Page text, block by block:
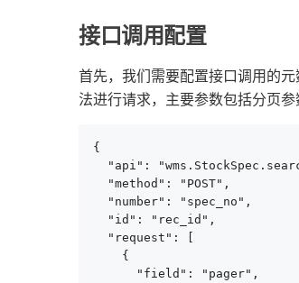
接口调用配置
首先，我们需要配置接口调用的元
法进行请求，主要参数包括分页参
{
"api":
  "method": "POST",
  "number": "spec_no",
  "id": "rec_id",
  "request": [
    {
      "field": "pager",